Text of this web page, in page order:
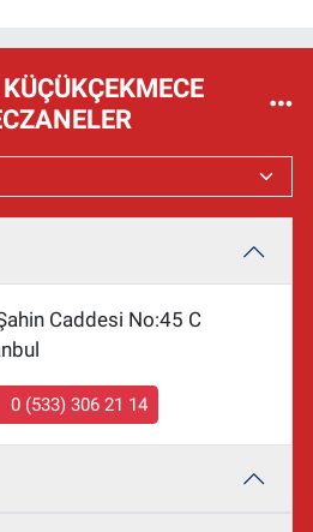
Caddesi No:45 C
0 (533) 306 21 14